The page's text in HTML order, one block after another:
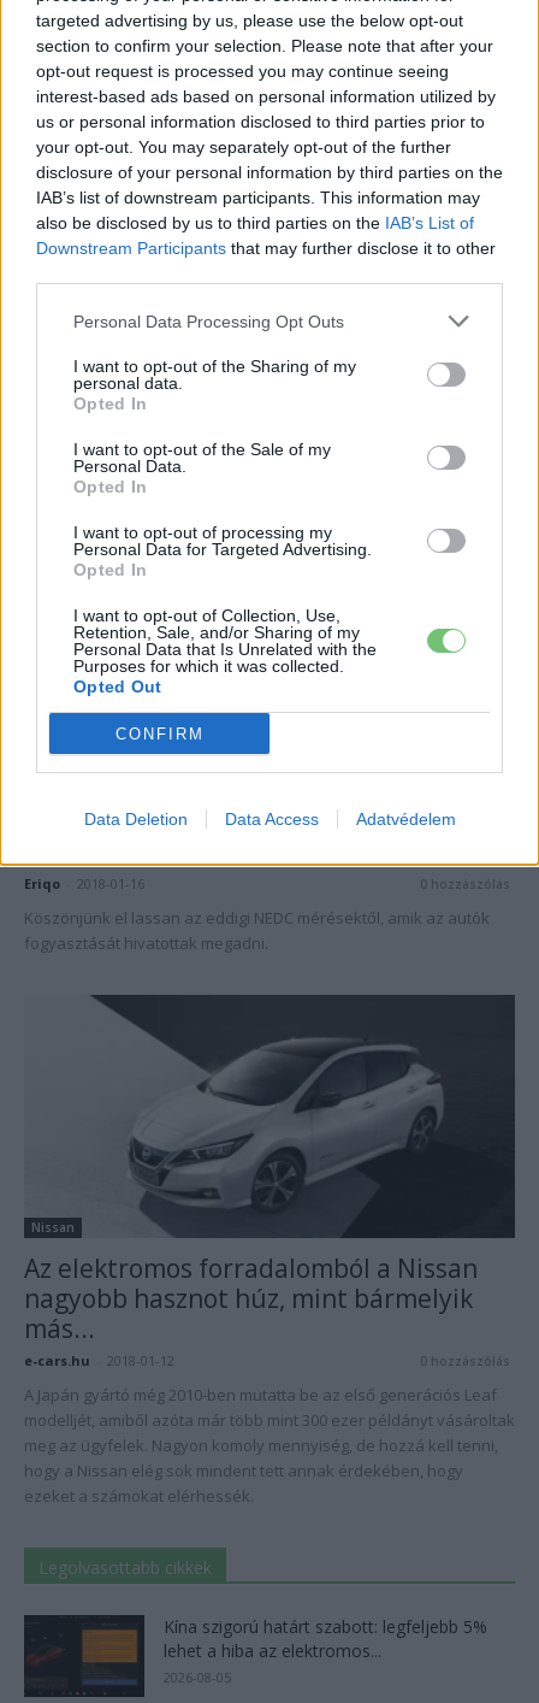
targeted advertising by us, please use the below opt-out
section to confirm your selection. Please note that after your
opt-out request is processed you may continue seeing
interest-based ads based on personal information utilized by
us or personal information disclosed to third parties prior to
your opt-out. You may separately opt-out of the further
disclosure of your personal information by third parties on the
IAB’s list of downstream participants. This information may
also be disclosed by us to third parties on the IAB’s List of
Downstream Participants that may further disclose it to other
Personal Data Processing Opt Outs
I want to opt-out of the Sharing of my
personal data.
Opted In
I want to opt-out of the Sale of my
Personal Data.
Opted In
I want to opt-out of processing my
Personal Data for Targeted Advertising.
Opted In
I want to opt-out of Collection, Use,
Retention, Sale, and/or Sharing of my
Personal Data that Is Unrelated with the
Purposes for which it was collected.
Opted Out
CONFIRM
Data Deletion Data Access Adatvédelem
A Porsche, Mercedes-Benz és a
modelljei...
e-cars.hu - 2018-09-29
A WLTP szabvány szigorú határértékei miatt a Porsche, Mercedes-
Benz és a Volkswagen is leállította egyes hibrid modelljei európai
értékesítését.
A Leaf 2018 fogyasztási adatait már a
Eriqo 2018-01-16 0 hozzászólás
Köszönjünk el lassan az eddigi NEDC mérésektől, amik az autók
fogyasztását hivatottak megadni.
Nissan
Az elektromos forradalomból a Nissan
nagyobb hasznot húz, mint bármelyik
más...
e-cars.hu 2018-01-12 0 hozzászólás
A Japán gyártó még 2010-ben mutatta be az első generációs Leaf
modelljét, amiből azóta már több mint 300 ezer példányt vásároltak
meg az ügyfelek. Nagyon komoly mennyiség, de hozzá kell tenni,
hogy a Nissan elég sok mindent tett annak érdekében, hogy
ezeket a számokat elérhessék.
Legolvasottabb cikkek
Kína szigorú határt szabott: legfeljebb 5%
lehet a hiba az elektromos...
2026-08-05